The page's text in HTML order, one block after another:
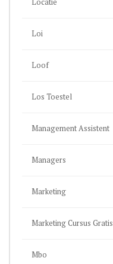
Locatie
Loi
Loof
Los Toestel
Management Assistent
Managers
Marketing
Marketing Cursus Gratis
Mbo